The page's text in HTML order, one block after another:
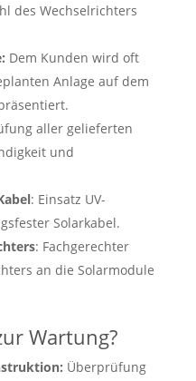
des Wechselrichters
Dem Kunden wird oft
Anlage auf dem
aller gelieferten
und
: Einsatz UV-
Solarkabel.
: Fachgerechter
an die Solarmodule
Wartung?
Überprüfung